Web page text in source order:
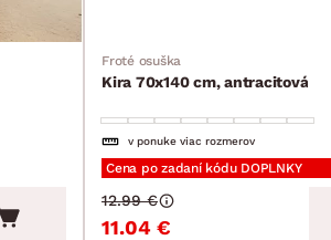
Froté osuška
Kira 70x140 cm, antracitová
v ponuke viac rozmerov
Cena po zadaní kódu DOPLNKY
11.04 €
12.99 €